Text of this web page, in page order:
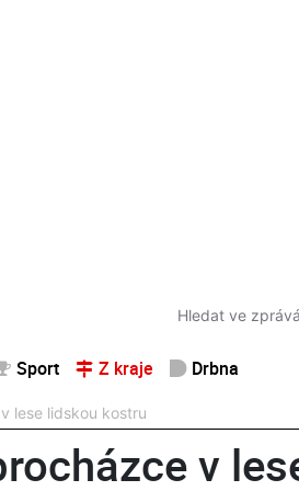
Sport Z kraje Drbna
lese lidskou kostru
v